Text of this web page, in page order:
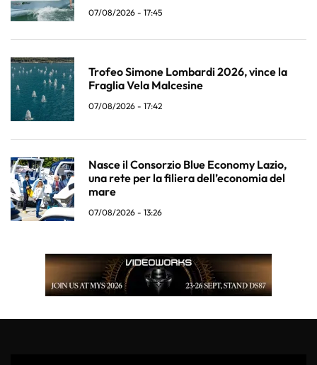
07/08/2026 - 17:45
Trofeo Simone Lombardi 2026, vince la
Fraglia Vela Malcesine
07/08/2026 - 17:42
Nasce il Consorzio Blue Economy Lazio,
una rete per la filiera dell’economia del
mare
07/08/2026 - 13:26